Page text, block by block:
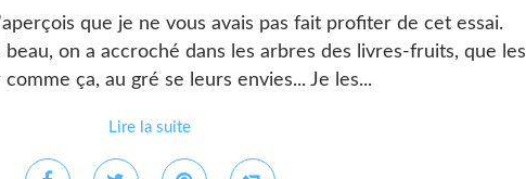
que je ne vous avais pas fait profiter de cet essai.
on a accroché dans les arbres des livres-fruits, que les
ça, au gré se leurs envies... Je les...
Lire la suite